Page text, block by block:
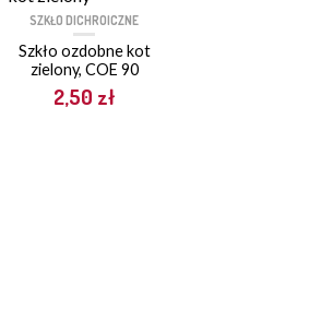
SZKŁO DICHROICZNE
Szkło ozdobne kot
zielony, COE 90
2,50 zł